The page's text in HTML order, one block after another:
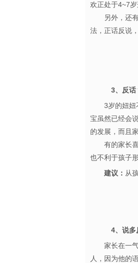
欢正处于4~7
另外，还有
法，正话反说
3、反
3岁的妞妞
宝虽然已经会
的发展，而且
有的家长喜
也不利于孩子
建议： 从
4、说多
家长在一
人，因为他的